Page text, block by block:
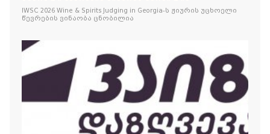
IWSC 2026 Wine & Spirits Judging in Georgia-ს ჟიურის უცხოელი
წევრების ვინაობა ცნობილია